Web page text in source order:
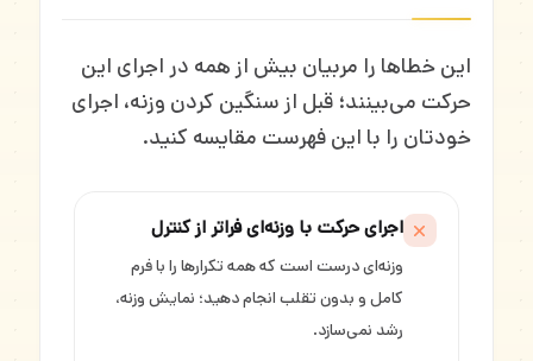
این خطاها را مربیان بیش از همه در اجرای این
حرکت می‌بینند؛ قبل از سنگین کردن وزنه، اجرای
خودتان را با این فهرست مقایسه کنید.
اجرای حرکت با وزنه‌ای فراتر از کنترل
وزنه‌ای درست است که همه تکرارها را با فرم
کامل و بدون تقلب انجام دهید؛ نمایش وزنه،
رشد نمی‌سازد.